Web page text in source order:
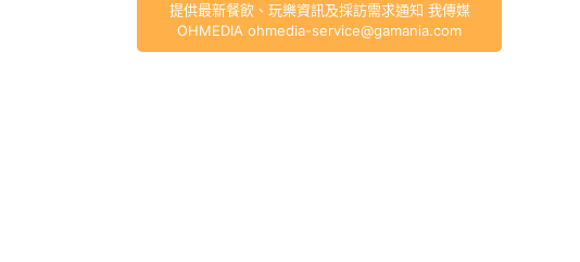
提供最新餐飲、玩樂資訊及採訪需求通知 我傳媒
OHMEDIA ohmedia-service@gamania.com